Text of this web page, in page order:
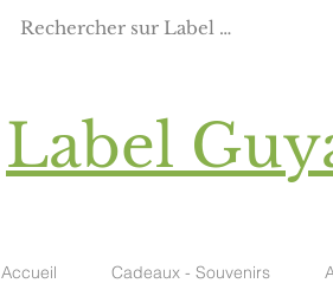
Label
Accueil Cadeaux - Souvenirs